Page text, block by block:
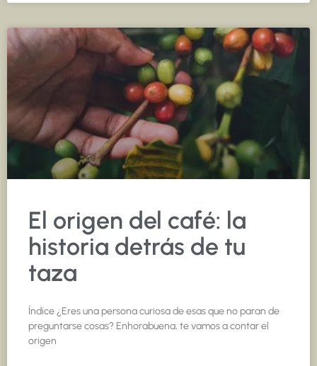
El origen del café: la
historia detrás de tu
taza
Índice ¿Eres una persona curiosa de esas que no paran de
preguntarse cosas? Enhorabuena, te vamos a contar el
origen